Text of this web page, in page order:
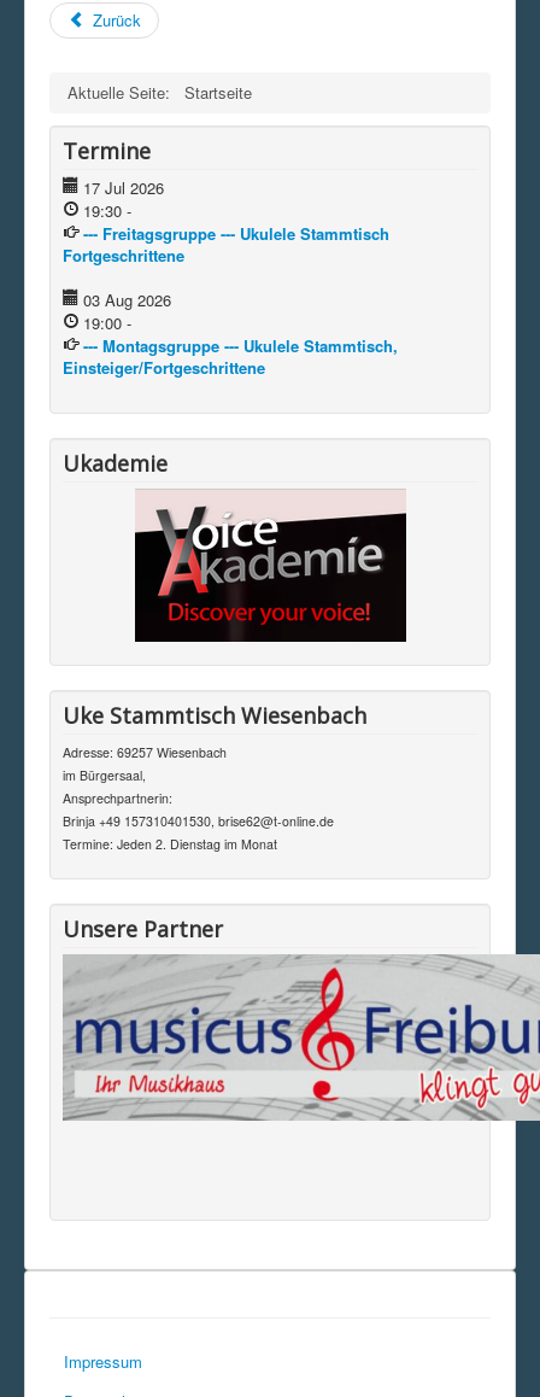
Zurück
Aktuelle Seite: Startseite
Termine
17 Jul 2026
19:30 -
--- Freitagsgruppe --- Ukulele Stammtisch
Fortgeschrittene
03 Aug 2026
19:00 -
--- Montagsgruppe --- Ukulele Stammtisch,
Einsteiger/Fortgeschrittene
Ukademie
Uke Stammtisch Wiesenbach
Adresse: 69257 Wiesenbach
im Bürgersaal,
Ansprechpartnerin:
Brinja +49 157310401530, brise62@t-online.de
Termine: Jeden 2. Dienstag im Monat
Unsere Partner
Impressum